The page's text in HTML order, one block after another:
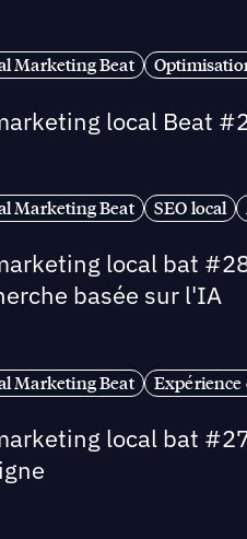
Marketing Beat
local Beat
Marketing Beat SEO local
local bat
basée sur l'IA
Marketing Beat Expérience
local bat